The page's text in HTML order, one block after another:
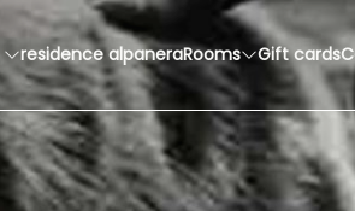
residence alpaneraRooms Gift cards